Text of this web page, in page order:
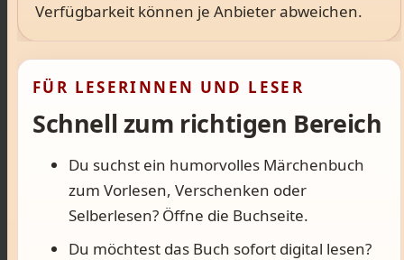
Verfügbarkeit können je Anbieter abweichen.
FÜR LESERINNEN UND LESER
Schnell zum richtigen Bereich
Du suchst ein humorvolles Märchenbuch
zum Vorlesen, Verschenken oder
Selberlesen? Öffne die Buchseite.
Du möchtest das Buch sofort digital lesen?